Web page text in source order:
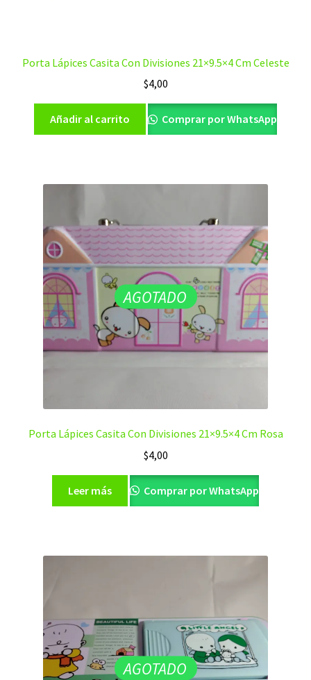
Porta Lápices Casita Con Divisiones 21×9.5×4 Cm Celeste
$4,00
Añadir al carrito Comprar por WhatsApp
AGOTADO
Porta Lápices Casita Con Divisiones 21×9.5×4 Cm Rosa
$4,00
Leer más Comprar por WhatsApp
AGOTADO